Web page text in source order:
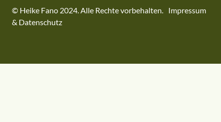
© Heike Fano 2024. Alle Rechte vorbehalten. Impressum
& Datenschutz